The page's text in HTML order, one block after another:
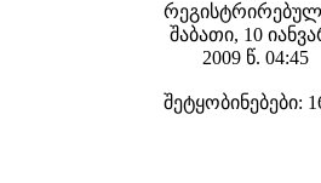
შაბათი, 10
2009 წ. 04:45
შეტყობინებები: